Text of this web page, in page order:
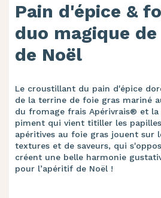
Pain d'épice &
duo magique
de Noël
Le croustillant du pain d'épice
de la terrine de foie gras mariné
du fromage frais Apérivrais® et
piment qui vient titiller les
apéritives au foie gras jouent sur
textures et de saveurs, qui
créent une belle harmonie
pour l’apéritif de Noël !